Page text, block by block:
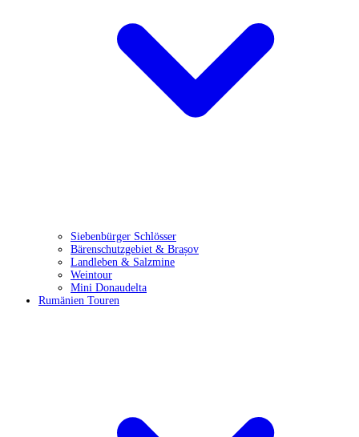
Siebenbürger Schlösser
Bärenschutzgebiet & Brașov
Landleben & Salzmine
Weintour
Mini Donaudelta
Rumänien Touren